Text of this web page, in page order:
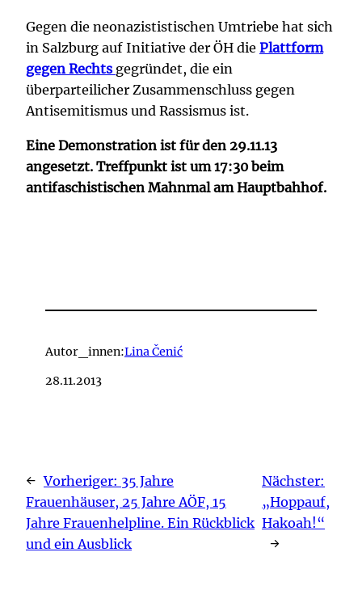
Gegen die neonazististischen Umtriebe hat sich
in Salzburg auf Initiative der ÖH die Plattform
gegen Rechts gegründet, die ein
überparteilicher Zusammenschluss gegen
Antisemitismus und Rassismus ist.
Eine Demonstration ist für den 29.11.13
angesetzt. Treffpunkt ist um 17:30 beim
antifaschistischen Mahnmal am Hauptbahhof.
Autor_innen:Lina Čenić
28.11.2013
← Vorheriger: 35 Jahre
Frauenhäuser, 25 Jahre AÖF, 15
Jahre Frauenhelpline. Ein Rückblick
und ein Ausblick
Nächster:
„Hoppauf,
Hakoah!“
→